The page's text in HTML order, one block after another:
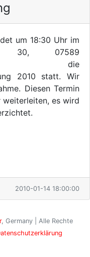
um 18:30 Uhr im
30, 07589
die
2010 statt. Wir
Diesen Termin
weiterleiten, es wird
2010-01-14 18:00:00
, Germany | Alle Rechte